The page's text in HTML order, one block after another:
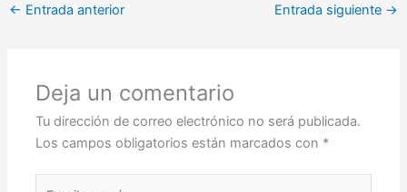
← Entrada anterior Entrada siguiente →
Deja un comentario
Tu dirección de correo electrónico no será publicada.
Los campos obligatorios están marcados con *